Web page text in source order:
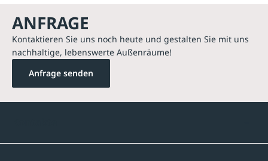
ANFRAGE
Kontaktieren Sie uns noch heute und gestalten Sie mit uns
nachhaltige, lebenswerte Außenräume!
Anfrage senden